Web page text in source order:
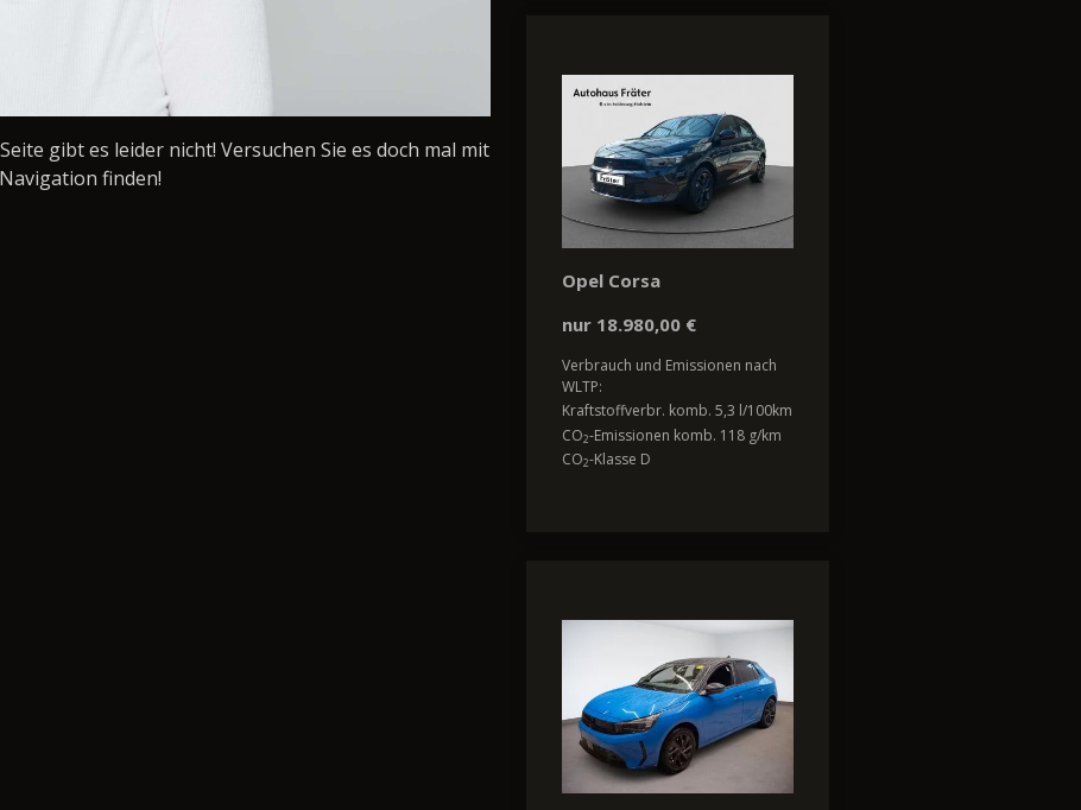
gibt es leider nicht! Versuchen Sie es doch mal mit
finden!
Opel Corsa
nur 18.980,00 €
Verbrauch und Emissionen nach
WLTP:
Kraftstoffverbr. komb. 5,3 l/100km
CO2-Emissionen komb. 118 g/km
CO2-Klasse D